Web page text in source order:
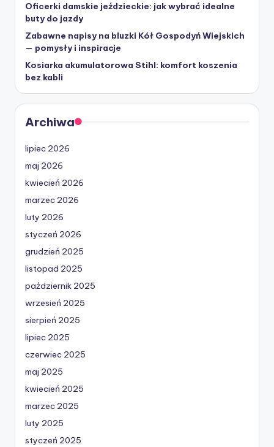
Oficerki damskie jeździeckie: jak wybrać idealne
buty do jazdy
Zabawne napisy na bluzki Kół Gospodyń Wiejskich
— pomysły i inspiracje
Kosiarka akumulatorowa Stihl: komfort koszenia
bez kabli
Archiwa
lipiec 2026
maj 2026
kwiecień 2026
marzec 2026
luty 2026
styczeń 2026
grudzień 2025
listopad 2025
październik 2025
wrzesień 2025
sierpień 2025
lipiec 2025
czerwiec 2025
maj 2025
kwiecień 2025
marzec 2025
luty 2025
styczeń 2025